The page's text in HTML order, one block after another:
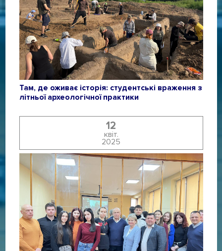
Там, де оживає історія: студентські враження з
літньої археологічної практики
12
квіт.
2025